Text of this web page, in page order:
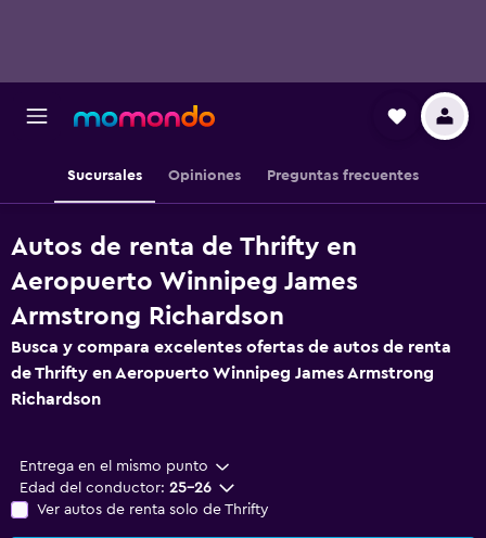
Sucursales Opiniones Preguntas frecuentes
Autos de renta de Thrifty en
Aeropuerto Winnipeg James
Armstrong Richardson
Busca y compara excelentes ofertas de autos de renta
de Thrifty en Aeropuerto Winnipeg James Armstrong
Richardson
Entrega en el mismo punto
Edad del conductor: 25-26
Ver autos de renta solo de Thrifty